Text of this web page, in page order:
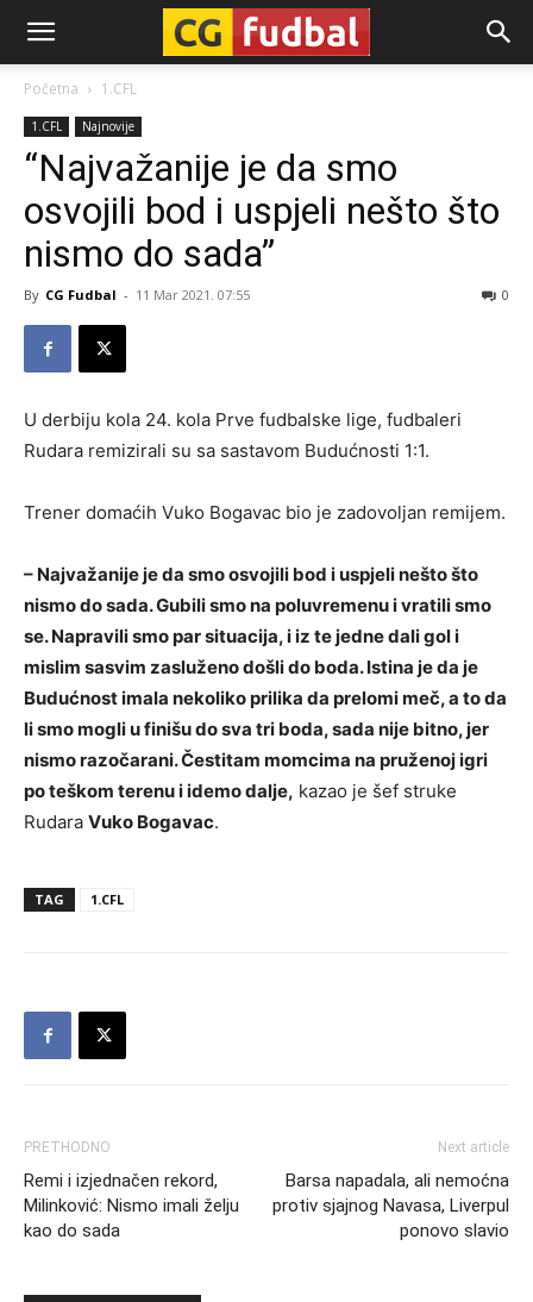
CG-
Fudbal
Početna 1.CFL
1.CFL Najnovije
“Najvažanije je da smo
osvojili bod i uspjeli nešto što
nismo do sada”
By CG Fudbal - 11 Mar 2021. 07:55 0
U derbiju kola 24. kola Prve fudbalske lige, fudbaleri
Rudara remizirali su sa sastavom Budućnosti 1:1.
Trener domaćih Vuko Bogavac bio je zadovoljan remijem.
– Najvažanije je da smo osvojili bod i uspjeli nešto što
nismo do sada. Gubili smo na poluvremenu i vratili smo
se. Napravili smo par situacija, i iz te jedne dali gol i
mislim sasvim zasluženo došli do boda. Istina je da je
Budućnost imala nekoliko prilika da prelomi meč, a to da
li smo mogli u finišu do sva tri boda, sada nije bitno, jer
nismo razočarani. Čestitam momcima na pruženoj igri
po teškom terenu i idemo dalje, kazao je šef struke
Rudara Vuko Bogavac.
TAG 1.CFL
PRETHODNO
Remi i izjednačen rekord,
Milinković: Nismo imali želju
kao do sada
Next article
Barsa napadala, ali nemoćna
protiv sjajnog Navasa, Liverpul
ponovo slavio